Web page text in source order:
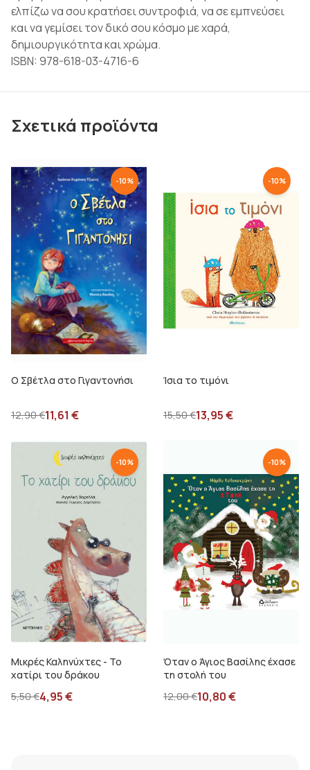
ελπίζω να σου κρατήσει συντροφιά, να σε εμπνεύσει
και να γεμίσει τον δικό σου κόσμο με χαρά,
δημιουργικότητα και χρώμα.
ISBN: 978-618-03-4716-6
Σχετικά προϊόντα
-10%
Ο Σβέτλα στο Γιγαντονήσι
12,90€11,61 €
-10%
Ίσια το τιμόνι
15,50€13,95€
-10%
Μικρές Καληνύχτες - Το
χατίρι του δράκου
5,50€4,95€
-10%
Όταν ο Άγιος Βασίλης έχασε
τη στολή του
12,00€10,80€